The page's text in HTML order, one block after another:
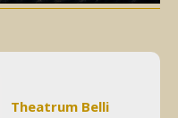
Theatrum Belli